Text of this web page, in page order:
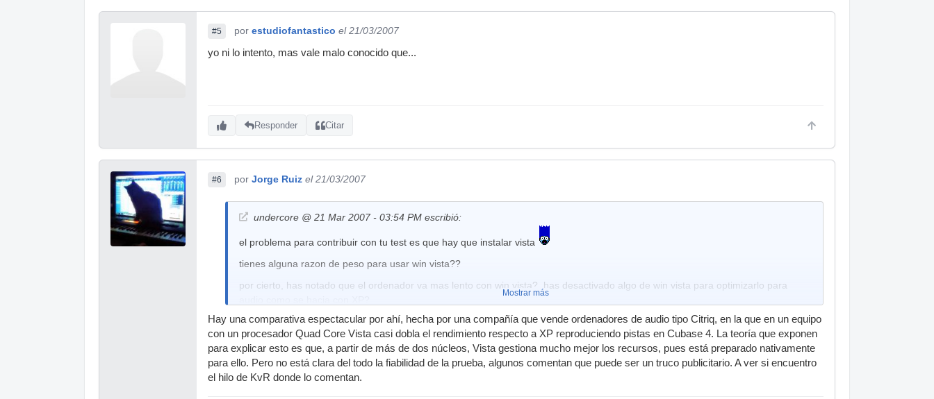
#5 por estudiofantastico el 21/03/2007
yo ni lo intento, mas vale malo conocido que...
Responder Citar
#6 por Jorge Ruiz el 21/03/2007
undercore @ 21 Mar 2007 - 03:54 PM escribió:
el problema para contribuir con tu test es que hay que instalar vista
tienes alguna razon de peso para usar win vista??
por cierto, has notado que el ordenador va mas lento con win vista?, has desactivado algo de win vista para optimizarlo para
yo es que lo unico que le veo a ese sistema operativo es la "virgueria grafica"...pero buee, seguro que habra que desactivarla
para currar con audio
Mostrar más
Hay una comparativa espectacular por ahí, hecha por una compañía que vende ordenadores de audio tipo Citriq, en la que en un equipo
con un procesador Quad Core Vista casi dobla el rendimiento respecto a XP reproduciendo pistas en Cubase 4. La teoría que exponen
para explicar esto es que, a partir de más de dos núcleos, Vista gestiona mucho mejor los recursos, pues está preparado nativamente
para ello. Pero no está clara del todo la fiabilidad de la prueba, algunos comentan que puede ser un truco publicitario. A ver si encuentro
el hilo de KvR donde lo comentan.